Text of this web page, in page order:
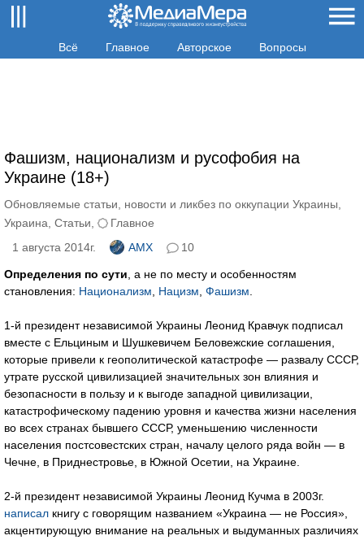
Всё Главное Авторское Вопросы
Фашизм, национализм и русофобия на
Украине (18+)
Обновляемые статьи, новости и ликбез по оккупации Украины
Украина Статьи
Главное
1 августа 2014г.
AMX 10
Определения по сути , а не по месту и особенностям
становления: Национализм Нацизм Фашизм
1-й президент независимой Украины Леонид Кравчук подписал
вместе с Ельциным и Шушкевичем Беловежские соглашения,
которые привели к геополитической катастрофе — развалу СССР,
утрате русской цивилизацией значительных зон влияния и
безопасности в пользу и к выгоде западной цивилизации,
катастрофическому падению уровня и качества жизни населения
во всех странах бывшего СССР, уменьшению численности
населения постсовестских стран, началу целого ряда войн — в
Чечне, в Приднестровье, в Южной Осетии, на Украине.
2-й президент независимой Украины Леонид Кучма в 2003г.
написал книгу с говорящим названием «Украина — не Россия»,
акцентирующую внимание на реальных и выдуманных различиях